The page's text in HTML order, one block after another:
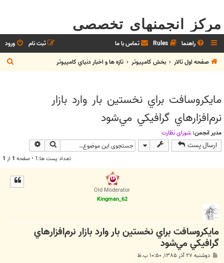
مرکز انجمنهای تخصصی
راهنما Rules تماس با ما ورود
ثبت نام
صفحه اول تالار
بخش كامپيوتر تازه ها و اخبار دنياي کامپيوتر
س
مايكروسافت براي نخستين بار وارد بازار
نرم‌افزارهاي گرافيكي مي‌شود
مدیر انجمن: شوراي نظارت
ارسال پست جستجو
تعداد پست ها:1 • صفحه 1 از 1
Old Moderator
Kingman_62
مايكروسافت براي نخستين بار وارد بازار نرم‌افزارهاي
گرافيكي مي‌شود
دوشنبه ۲۷ آذر ۱۳۸۵, ۱۰:۵۰ ب.ظ